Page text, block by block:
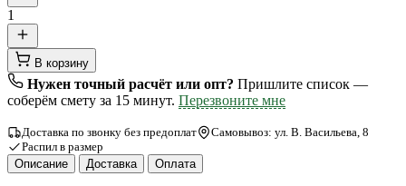
1
В корзину
Нужен точный расчёт или опт? Пришлите список —
соберём смету за 15 минут. Перезвоните мне
Доставка по звонку без предоплат
Самовывоз: ул. В. Васильева, 8
Распил в размер
Описание
Доставка Оплата